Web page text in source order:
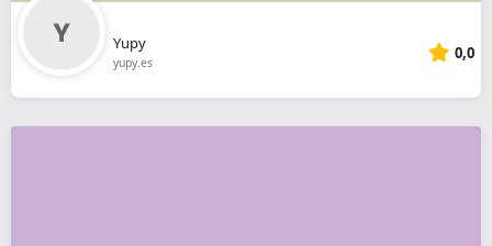
Yupy
yupy.es 0,0